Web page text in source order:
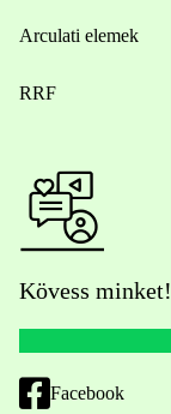
Arculati elemek
RRF
Kövess minket!
Facebook